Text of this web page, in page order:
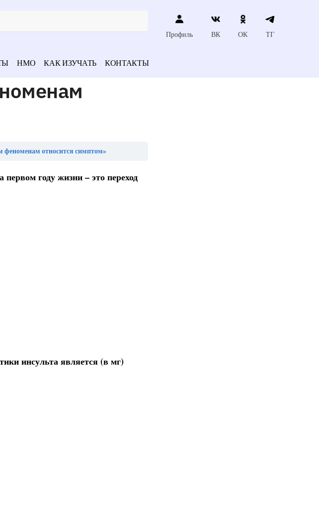
Профиль ВК ОК ТГ
НМО КАК ИЗУЧАТЬ КОНТАКТЫ
относится симптом»
году жизни – это переход
инсульта является (в мг)